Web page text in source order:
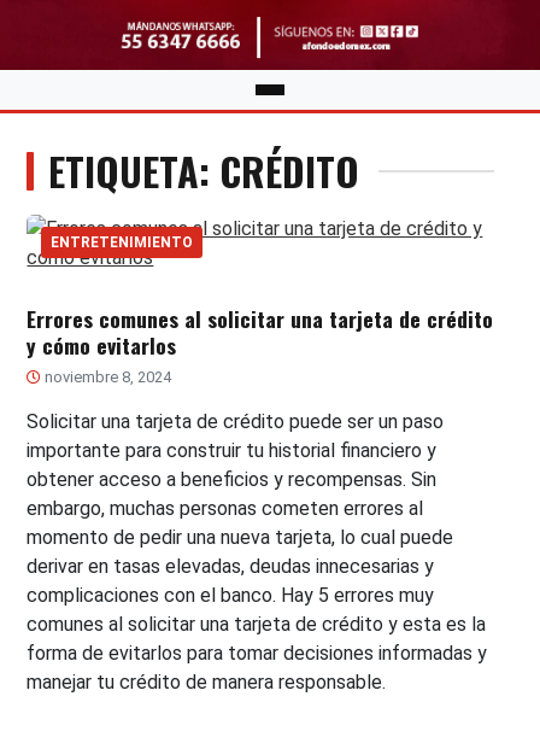
ETIQUETA: CRÉDITO
ENTRETENIMIENTO
Errores comunes al solicitar una tarjeta de crédito
y cómo evitarlos
noviembre 8, 2024
Solicitar una tarjeta de crédito puede ser un paso
importante para construir tu historial financiero y
obtener acceso a beneficios y recompensas. Sin
embargo, muchas personas cometen errores al
momento de pedir una nueva tarjeta, lo cual puede
derivar en tasas elevadas, deudas innecesarias y
complicaciones con el banco. Hay 5 errores muy
comunes al solicitar una tarjeta de crédito y esta es la
forma de evitarlos para tomar decisiones informadas y
manejar tu crédito de manera responsable.